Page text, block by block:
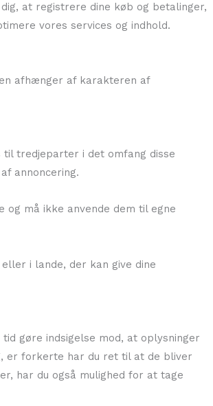
at registrere dine køb og betalinger,
vores services og indhold.
afhænger af karakteren af
til tredjeparter i det omfang disse
annoncering.
må ikke anvende dem til egne
i lande, der kan give dine
gøre indsigelse mod, at oplysninger
er forkerte har du ret til at de bliver
har du også mulighed for at tage